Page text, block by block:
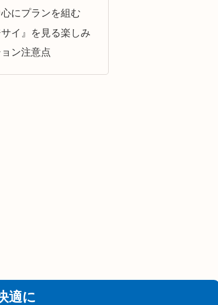
にプランを組む
イ』を見る楽しみ
ン注意点
適に